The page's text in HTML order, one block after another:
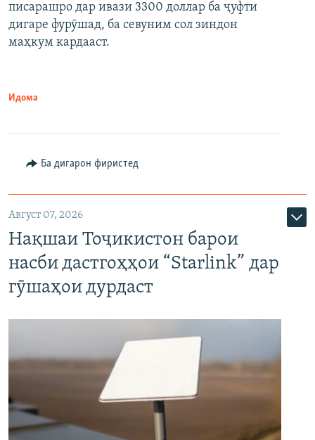
писарашро дар ивази 3300 доллар ба ҷуфти
дигаре фурӯшад, ба севуним сол зиндон
маҳкум кардааст.
Идома
Ба дигарон фиристед
Август 07, 2026
Нақшаи Тоҷикистон барои
насби дастгоҳҳои “Starlink” дар
гӯшаҳои дурдаст